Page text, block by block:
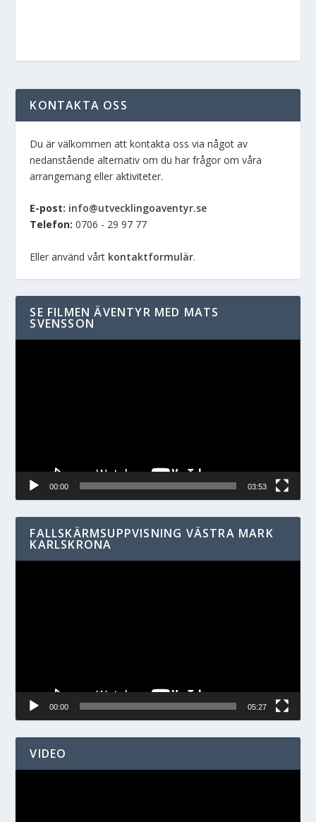
KONTAKTA OSS
Du är välkommen att kontakta oss via något av
nedanstående alternativ om du har frågor om våra
arrangemang eller aktiviteter.
E-post: info@utvecklingoaventyr.se
Telefon: 0706 - 29 97 77
Eller använd vårt kontaktformulär.
SE FILMEN ÄVENTYR MED MATS
SVENSSON
00:00 03:53
FALLSKÄRMSUPPVISNING VÄSTRA MARK
KARLSKRONA
00:00 05:27
VIDEO